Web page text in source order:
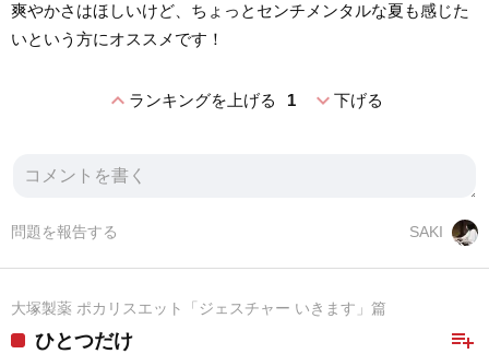
爽やかさはほしいけど、ちょっとセンチメンタルな夏も感じた
いという方にオススメです！
expand_lessランキングを上げる 1 expand_more下げる
SAKI
問題を報告する
大塚製薬 ポカリスエット「ジェスチャー いきます」篇
playlist_add
ひとつだけ